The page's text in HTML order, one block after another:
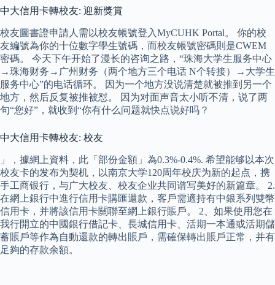
中大信用卡轉校友: 迎新獎賞
校友圖書證申請人需以校友帳號登入MyCUHK Portal。 你的校
友編號為你的十位數字學生號碼，而校友帳號密碼則是CWEM
密碼。 今天下午开始了漫长的咨询之路，“珠海大学生服务中心
→珠海财务→广州财务（两个地方三个电话 N个转接）→大学生
服务中心”的电话循环。 因为一个地方没说清楚就被推到另一个
地方，然后反复被推被怼。 因为对面声音太小听不清，说了两
句“您好”，就收到“你有什么问题就快点说好吗？
中大信用卡轉校友: 校友
」，據網上資料，此「部份金額」為0.3%-0.4%. 希望能够以本次
校友卡的发布为契机，以南京大学120周年校庆为新的起点，携
手工商银行，与广大校友、校友企业共同谱写美好的新篇章。 2.
在網上銀行中進行信用卡購匯還款，客戶需適持有中銀系列雙幣
信用卡，并將該信用卡關聯至網上銀行賬戶。 2、如果使用您在
我行開立的中國銀行借記卡、長城信用卡、活期一本通或活期儲
蓄賬戶等作為自動還款的轉出賬戶，需確保轉出賬戶正常，并有
足夠的存款余額。